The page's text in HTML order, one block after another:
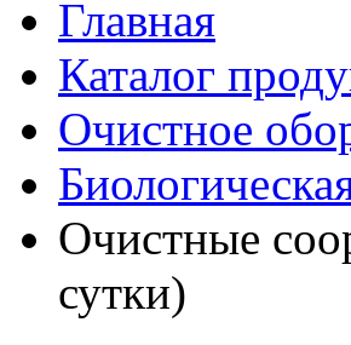
Главная
Каталог
Очистное
Очистные
сутки)